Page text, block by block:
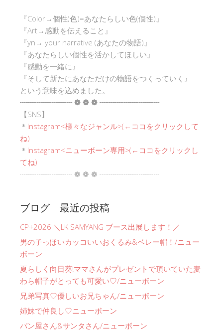
『Color→個性(色)=あなたらしい色(個性)』
『Art→感動を伝えること』
『yn→ your narrative (あなたの物語)』
『あなたらしい個性を活かしてほしい』
『感動を一緒に』
『そして新たにあなただけの物語をつくっていく』
という意味を込めました。
┈┈┈┈┈┈┈ ❁ ❁ ❁ ┈┈┈┈┈┈┈┈
【SNS】
＊ Instagram<様々なジャンル>(←ココをクリックして
ね)
＊ Instagram<ニューボーン専用>(←ココをクリックし
てね)
┈┈┈┈┈┈┈ ❁ ❁ ❁ ┈┈┈┈┈┈┈┈
ブログ 最近の投稿
CP+2026 ＼LK SAMYANG ブース出展します！／
男の子っぽいカッコいいおくるみ&ベレー帽！/ニュー
ボーン
夏らしく向日葵!ママさんがプレゼントで頂いていた麦
わら帽子がとっても可愛い♡/ニューボーン
兄弟写真♡優しいお兄ちゃん/ニューボーン
姉妹で仲良し♡ニューボーン
パン屋さん&サンタさん/ニューボーン